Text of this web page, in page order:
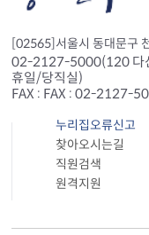
[02565]서울시 동대문구
02-2127-5000(120 다
휴일/당직실)
FAX : FAX : 02-2127-
누리집오류신고
찾아오시는길
직원검색
원격지원